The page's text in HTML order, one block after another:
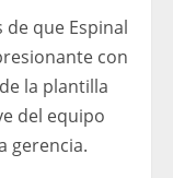
que Espinal
con
la plantilla
del equipo
gerencia.